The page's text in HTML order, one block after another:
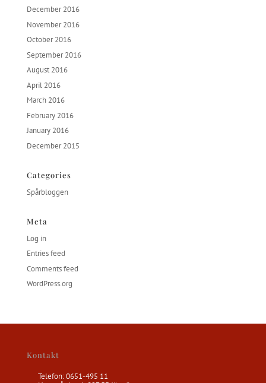
December 2016
November 2016
October 2016
September 2016
August 2016
April 2016
March 2016
February 2016
January 2016
December 2015
Categories
Spårbloggen
Meta
Log in
Entries feed
Comments feed
WordPress.org
Kontakt
Telefon: 0651-495 11